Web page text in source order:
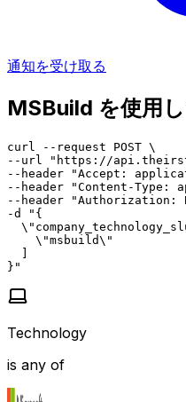
通知を受け取る
MSBuild を使用
curl --request POST \
--url "https://
--header "Accept:
--header "Content-Type:
--header "Authorization:
-d "{
    \"msbuild\"
  ]
}"
Technology
is any of